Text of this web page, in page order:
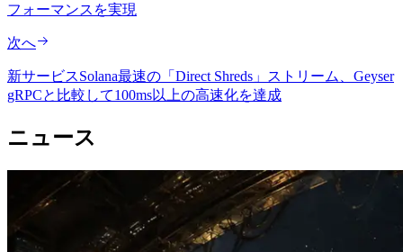
フォーマンスを実現
次へ
新サービスSolana最速の「Direct Shreds」ストリーム、Geyser
gRPCと比較して100ms以上の高速化を達成
ニュース